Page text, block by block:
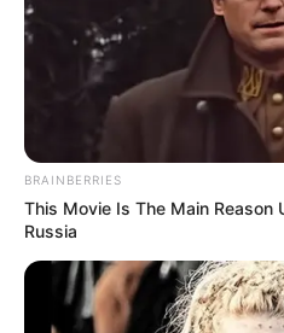
Minas Gerais
Domingos do Prata: Vagas para
Combate às Endemias.
São Domingos
para Agente
Saúde e de
BRAINBERRIES
This Movie Is The Main Reason
Russia